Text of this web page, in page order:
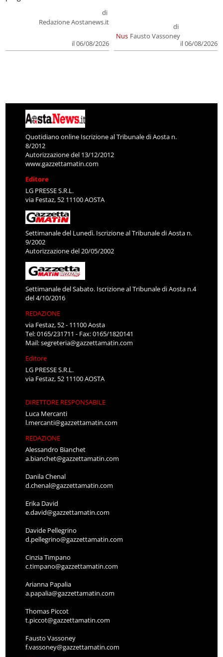
di
Redazione Aostanews.it
il 06/08/2026
Nus
di
Fausto Vassoney
il 06/08/2026
Quotidiano online Iscrizione al Tribunale di Aosta n.
8/2012
Autorizzazione del 13/12/2012
www.gazzettamatin.com
Editore
LG PRESSE S.R.L.
via Festaz, 52 11100 AOSTA
Settimanale del Lunedì. Iscrizione al Tribunale di Aosta n.
9/2002
Autorizzazione del 20/05/2002
Settimanale del Sabato. Iscrizione al Tribunale di Aosta n.4
del 4/10/2016
REDAZIONE
via Festaz, 52 - 11100 Aosta
Tel: 0165/231711 - Fax: 0165/1820141
Mail:segreteria@gazzettamatin.com
Editore
LG PRESSE S.R.L.
via Festaz, 52 11100 AOSTA
DIRETTORE RESPONSABILE
Luca Mercanti
l.mercanti@gazzettamatin.com
REDAZIONE
Alessandro Bianchet
a.bianchet@gazzettamatin.com
Danila Chenal
d.chenal@gazzettamatin.com
Erika David
e.david@gazzettamatin.com
Davide Pellegrino
d.pellegrino@gazzettamatin.com
Cinzia Timpano
c.timpano@gazzettamatin.com
Arianna Papalia
a.papalia@gazzettamatin.com
Thomas Piccot
t.piccot@gazzettamatin.com
Fausto Vassoney
f.vassoney@gazzettamatin.com